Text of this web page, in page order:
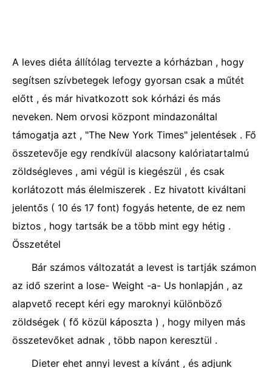
A leves diéta állítólag tervezte a kórházban , hogy
segítsen szívbetegek lefogy gyorsan csak a műtét
előtt , és már hivatkozott sok kórházi és más
neveken. Nem orvosi központ mindazonáltal
támogatja azt , "The New York Times" jelentések . Fő
összetevője egy rendkívül alacsony kalóriatartalmú
zöldségleves , ami végül is kiegészül , és csak
korlátozott más élelmiszerek . Ez hivatott kiváltani
jelentős ( 10 és 17 font) fogyás hetente, de ez nem
biztos , hogy tartsák be a több mint egy hétig .
Összetétel
Bár számos változatát a levest is tartják számon
az idő szerint a lose- Weight -a- Us honlapján , az
alapvető recept kéri egy maroknyi különböző
zöldségek ( fő közül káposzta ) , hogy milyen más
összetevőket adnak , több napon keresztül .
Dieter ehet annyi levest a kívánt , és adjunk